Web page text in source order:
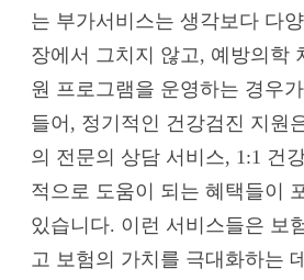
는 부가서비스는 생각보다 다
장에서 그치지 않고, 예방의학
원 프로그램을 운영하는 경우
들어, 정기적인 건강검진 지원
의 전문의 상담 서비스, 1:1 건
적으로 도움이 되는 혜택들이
있습니다. 이런 서비스들은 보
고 보험의 가치를 극대화하는